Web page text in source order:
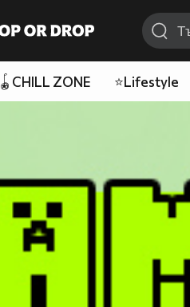
🪀CHILL ZONE ⭐Lifestyle